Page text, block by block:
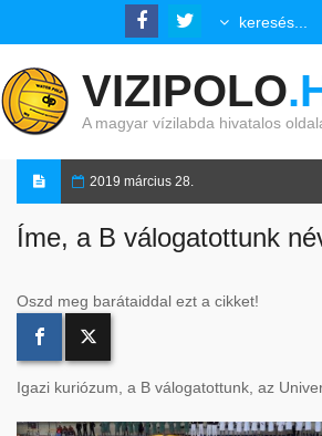
VIZIPOLO
A magyar vízilabda hivatalos
2019 március 28.
Íme, a B válogatottunk
Oszd meg barátaiddal ezt a cikket!
Igazi kuriózum, a B válogatottunk, az